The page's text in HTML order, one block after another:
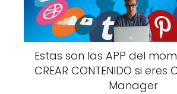
Estas son las APP del
CREAR CONTENIDO si
Manager